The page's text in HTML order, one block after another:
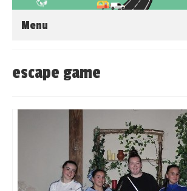
Menu
Centres Sociaux
Service Insertion
Espace Bénévoles
Scolarisation
escape game